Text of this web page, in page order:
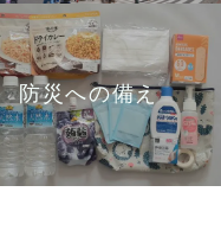
防災への備え